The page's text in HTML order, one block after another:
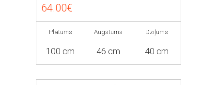
64.00€
Platums
100 cm
Augstums
46 cm
Dziļums
40 cm